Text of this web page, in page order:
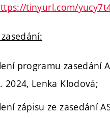
tinyurl.com/
programu zasedání
2024, Lenka Klodová;
zápisu ze zasedání